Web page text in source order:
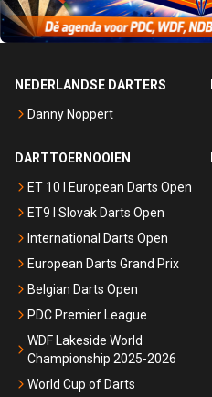
NEDERLANDSE DARTERS
Danny Noppert
DARTTOERNOOIEN
ET 10 I European Darts Open
ET9 I Slovak Darts Open
International Darts Open
European Darts Grand Prix
Belgian Darts Open
PDC Premier League
WDF Lakeside World
Championship 2025-2026
World Cup of Darts